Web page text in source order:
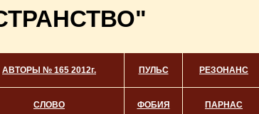
АВТОРЫ № 165 2012г. ПУЛЬС РЕЗОНАНС
СЛОВО ФОБИЯ ПАРНАС